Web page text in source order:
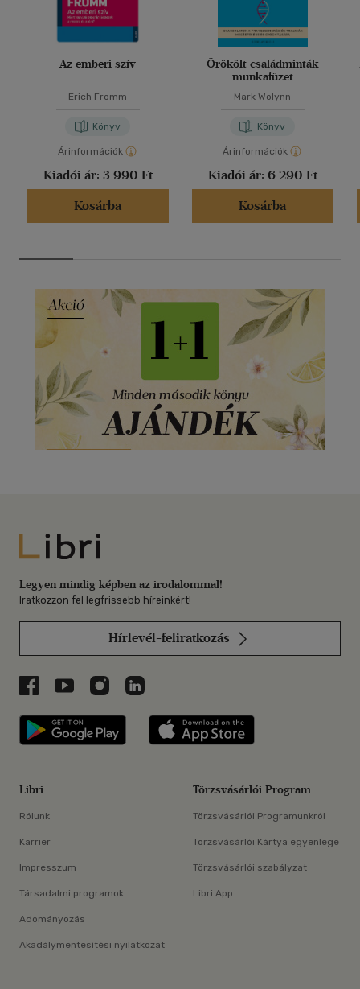
Az emberi szív
Erich Fromm
Könyv
Árinformációk
Kiadói ár: 3 990 Ft
Kosárba
Örökölt családminták
munkafüzet
Mark Wolynn
Könyv
Árinformációk
Kiadói ár: 6 290 Ft
Kosárba
Libri
Legyen mindig képben az irodalommal!
Iratkozzon fel legfrissebb híreinkért!
Hírlevél-feliratkozás
Libri a Facebookon
Libri a Youtube-on
Libri az Instagramon
Libri a LinkedInen
Libri applikáció Szerezd meg: Google
Libri
Rólunk
Karrier
Impresszum
Társadalmi programok
Adományozás
Akadálymentesítési nyilatkozat
Törzsvásárlói Program
Törzsvásárlói Programunkról
Törzsvásárlói Kártya egyenlege
Törzsvásárlói szabályzat
Libri App